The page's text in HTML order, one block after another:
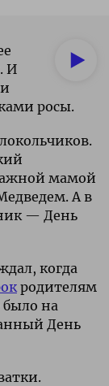
И
росы.
мамой
А в
— День
когда
родителям
было на
День